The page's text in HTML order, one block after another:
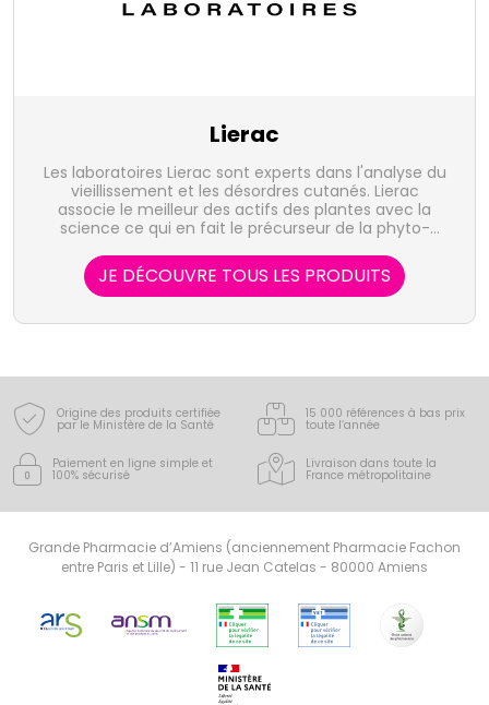
Lierac
Les laboratoires Lierac sont experts dans l'analyse du
vieillissement et les désordres cutanés. Lierac
associe le meilleur des actifs des plantes avec la
science ce qui en fait le précurseur de la phyto-
JE DÉCOUVRE TOUS LES PRODUITS
Origine des produits certifiée
par le Ministère de la Santé
15 000 références à bas prix
toute l’année
Paiement en ligne simple et
100% sécurisé
Livraison dans toute la
France métropolitaine
Grande Pharmacie d’Amiens (anciennement Pharmacie Fachon
entre Paris et Lille) - 11 rue Jean Catelas - 80000 Amiens